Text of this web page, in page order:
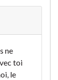
ne
toi
le